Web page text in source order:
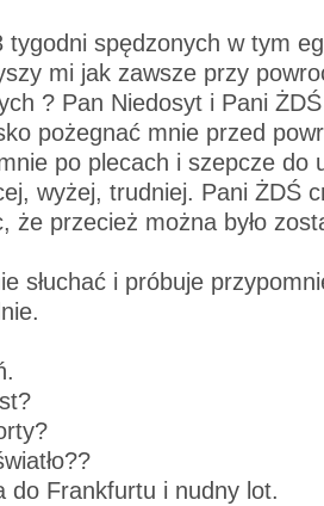
tygodni spędzonych w tym
mi jak zawsze przy
? Pan Niedosyt i Pani
pożegnać mnie przed
po plecach i szepcze do
wyżej, trudniej. Pani ŻDŚ
że przecież można było
słuchać i próbuje
do Frankfurtu i nudny lot.